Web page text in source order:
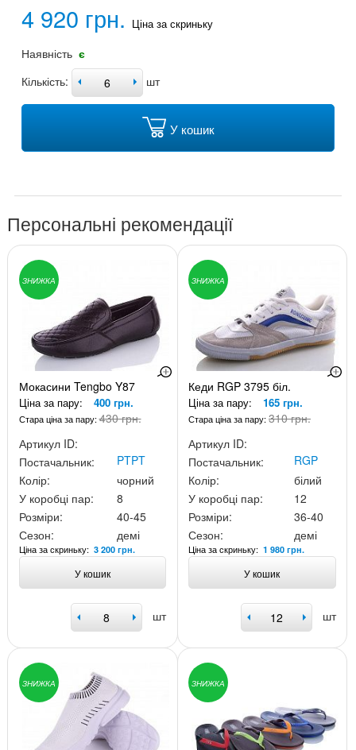
4 920 грн. Ціна за скриньку
Наявність є
Кількість:
шт
У кошик
Персональні рекомендації
ЗНИЖКА
Мокасини Tengbo Y87
Ціна за пару: 400 грн.
Стара ціна за пару:430 грн.
Артикул ID:
Постачальник:
PTPT
Колір:
чорний
У коробці пар:
8
Розміри:
40-45
Сезон:
демі
Ціна за скриньку: 3 200 грн.
У кошик
шт
ЗНИЖКА
Кеди RGP 3795 біл.
Ціна за пару: 165 грн.
Стара ціна за пару:310 грн.
Артикул ID:
Постачальник:
RGP
Колір:
білий
У коробці пар:
12
Розміри:
36-40
Сезон:
демі
Ціна за скриньку:1 980 грн.
У кошик
шт
ЗНИЖКА ЗНИЖКА